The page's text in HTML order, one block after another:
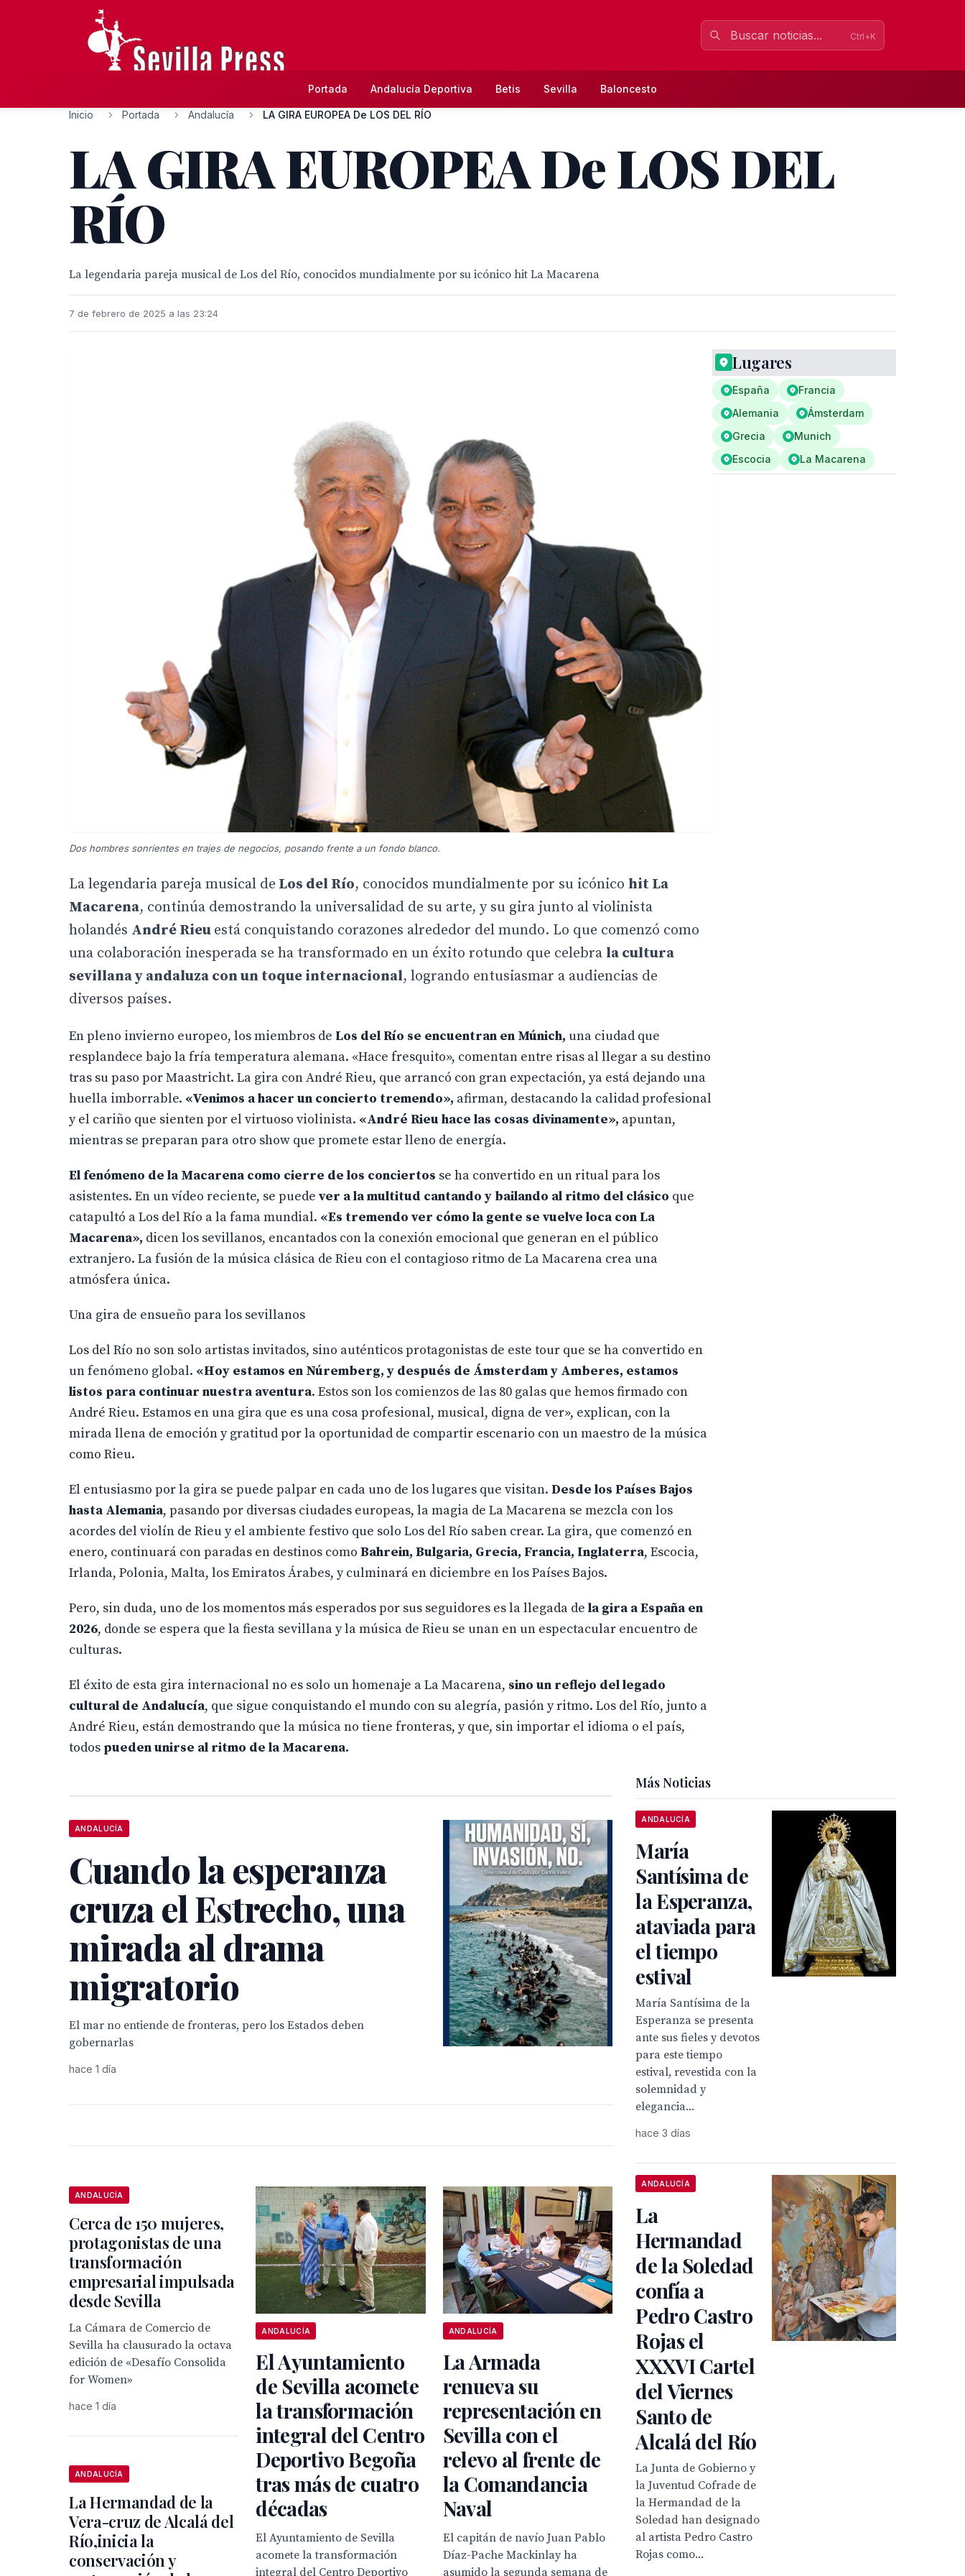
Ctrl+K
Portada Andalucía Deportiva Betis Sevilla Baloncesto
Inicio Portada Andalucía LA GIRA EUROPEA De LOS DEL RÍO
LA GIRA EUROPEA De LOS DEL
RÍO
La legendaria pareja musical de Los del Río, conocidos mundialmente por su icónico hit La Macarena
7 de febrero de 2025 a las 23:24
Dos hombres sonrientes en trajes de negocios, posando frente a un fondo blanco.
La legendaria pareja musical de Los del Río, conocidos mundialmente por su icónico hit La
Macarena, continúa demostrando la universalidad de su arte, y su gira junto al violinista
holandés André Rieu está conquistando corazones alrededor del mundo. Lo que comenzó como
una colaboración inesperada se ha transformado en un éxito rotundo que celebra la cultura
sevillana y andaluza con un toque internacional, logrando entusiasmar a audiencias de
diversos países.
En pleno invierno europeo, los miembros de Los del Río se encuentran en Múnich, una ciudad que
resplandece bajo la fría temperatura alemana. «Hace fresquito», comentan entre risas al llegar a su destino
tras su paso por Maastricht. La gira con André Rieu, que arrancó con gran expectación, ya está dejando una
huella imborrable. «Venimos a hacer un concierto tremendo», afirman, destacando la calidad profesional
y el cariño que sienten por el virtuoso violinista. «André Rieu hace las cosas divinamente», apuntan,
mientras se preparan para otro show que promete estar lleno de energía.
El fenómeno de la Macarena como cierre de los conciertos se ha convertido en un ritual para los
asistentes. En un vídeo reciente, se puede ver a la multitud cantando y bailando al ritmo del clásico que
catapultó a Los del Río a la fama mundial. «Es tremendo ver cómo la gente se vuelve loca con La
Macarena», dicen los sevillanos, encantados con la conexión emocional que generan en el público
extranjero. La fusión de la música clásica de Rieu con el contagioso ritmo de La Macarena crea una
atmósfera única.
Una gira de ensueño para los sevillanos
Los del Río no son solo artistas invitados, sino auténticos protagonistas de este tour que se ha convertido en
un fenómeno global. «Hoy estamos en Núremberg, y después de Ámsterdam y Amberes, estamos
listos para continuar nuestra aventura. Estos son los comienzos de las 80 galas que hemos firmado con
André Rieu. Estamos en una gira que es una cosa profesional, musical, digna de ver», explican, con la
mirada llena de emoción y gratitud por la oportunidad de compartir escenario con un maestro de la música
como Rieu.
El entusiasmo por la gira se puede palpar en cada uno de los lugares que visitan. Desde los Países Bajos
hasta Alemania, pasando por diversas ciudades europeas, la magia de La Macarena se mezcla con los
acordes del violín de Rieu y el ambiente festivo que solo Los del Río saben crear. La gira, que comenzó en
enero, continuará con paradas en destinos como Bahrein, Bulgaria, Grecia, Francia, Inglaterra, Escocia,
Irlanda, Polonia, Malta, los Emiratos Árabes, y culminará en diciembre en los Países Bajos.
Pero, sin duda, uno de los momentos más esperados por sus seguidores es la llegada de la gira a España en
2026, donde se espera que la fiesta sevillana y la música de Rieu se unan en un espectacular encuentro de
culturas.
El éxito de esta gira internacional no es solo un homenaje a La Macarena, sino un reflejo del legado
cultural de Andalucía, que sigue conquistando el mundo con su alegría, pasión y ritmo. Los del Río, junto a
André Rieu, están demostrando que la música no tiene fronteras, y que, sin importar el idioma o el país,
todos pueden unirse al ritmo de la Macarena.
Lugares
España
Francia
Alemania
Ámsterdam
Grecia
Munich
Escocia
La Macarena
ANDALUCÍA
Cuando la esperanza
cruza el Estrecho, una
mirada al drama
migratorio
El mar no entiende de fronteras, pero los Estados deben
gobernarlas
hace 1 día
ANDALUCÍA
Cerca de 150 mujeres,
protagonistas de una
transformación
empresarial impulsada
desde Sevilla
La Cámara de Comercio de
Sevilla ha clausurado la octava
edición de «Desafío Consolida
for Women»
hace 1 día
ANDALUCÍA
El Ayuntamiento
de Sevilla acomete
la transformación
integral del Centro
Deportivo Begoña
tras más de cuatro
décadas
El Ayuntamiento de Sevilla
acomete la transformación
integral del Centro Deportivo
ANDALUCÍA
La Armada
renueva su
representación en
Sevilla con el
relevo al frente de
la Comandancia
Naval
El capitán de navío Juan Pablo
Díaz-Pache Mackinlay ha
asumido la segunda semana de
ANDALUCÍA
La Hermandad de la
Vera-cruz de Alcalá del
Río,inicia la
conservación y
Más Noticias
ANDALUCÍA
María
Santísima de
la Esperanza,
ataviada para
el tiempo
estival
María Santísima de la
Esperanza se presenta
ante sus fieles y devotos
para este tiempo
estival, revestida con la
solemnidad y
elegancia...
hace 3 días
ANDALUCÍA
La
Hermandad
de la Soledad
confía a
Pedro Castro
Rojas el
XXXVI Cartel
del Viernes
Santo de
Alcalá del Río
La Junta de Gobierno y
la Juventud Cofrade de
la Hermandad de la
Soledad han designado
al artista Pedro Castro
Rojas como...